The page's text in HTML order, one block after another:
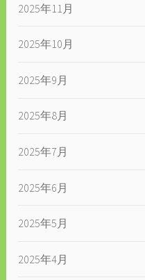
2025年11月
2025年10月
2025年9月
2025年8月
2025年7月
2025年6月
2025年5月
2025年4月